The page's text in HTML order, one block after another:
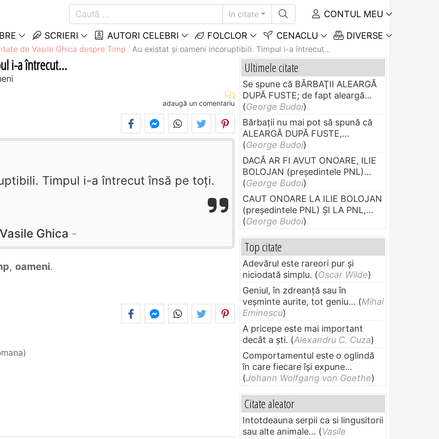
în citate CONTUL MEU
SCRIERI AUTORI CELEBRI FOLCLOR CENACLU DIVERSE
de Vasile Ghica despre Timp Au existat şi oameni incoruptibili. Timpul i-a întrecut...
i-a întrecut...
adaugă un comentariu
Timpul i-a întrecut însă pe toţi.
Ghica
, oameni.
Ultimele citate
Se spune că BĂRBAŢII ALEARGĂ
DUPĂ FUSTE; de fapt aleargă...
(George Budoi)
Bărbaţii nu mai pot să spună că
ALEARGĂ DUPĂ FUSTE,...
(George Budoi)
DACĂ AR FI AVUT ONOARE, ILIE
BOLOJAN (preşedintele PNL)...
(George Budoi)
CAUT ONOARE LA ILIE BOLOJAN
(preşedintele PNL) ŞI LA PNL,...
(George Budoi)
Top citate
Adevărul este rareori pur și
niciodată simplu. (Oscar Wilde)
Geniul, în zdreanţă sau în
veşminte aurite, tot geniu... (Mihai
Eminescu)
A pricepe este mai important
decât a ști. (Alexandru C. Cuza)
Comportamentul este o oglindă
în care fiecare își expune...
(Johann Wolfgang von Goethe)
Citate aleator
Intotdeauna serpii ca si lingusitorii
sau alte animale... (Vasile